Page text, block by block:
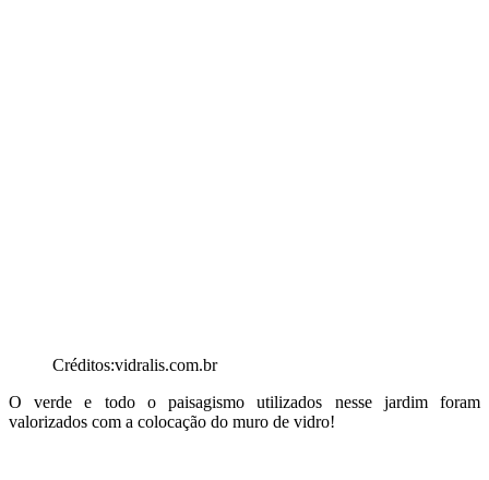
Créditos:vidralis.com.br
O verde e todo o paisagismo utilizados nesse jardim foram
valorizados com a colocação do muro de vidro!